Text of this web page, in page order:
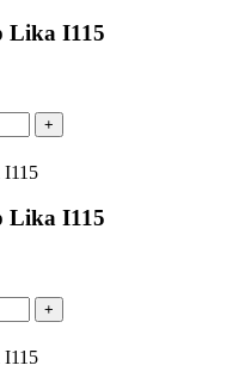
Lika I115
+
Lika I115
+